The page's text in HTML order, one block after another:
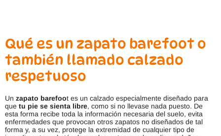
Qué es un zapato barefoot o
también llamado calzado
respetuoso
Un zapato barefoot es un calzado especialmente diseñado para
que tu pie se sienta libre, como si no llevase nada puesto. De
esta forma recibe toda la información necesaria del suelo, evita
enfermedades que provocan otros zapatos no diseñados de tal
forma y, a su vez, protege la extremidad de cualquier tipo de